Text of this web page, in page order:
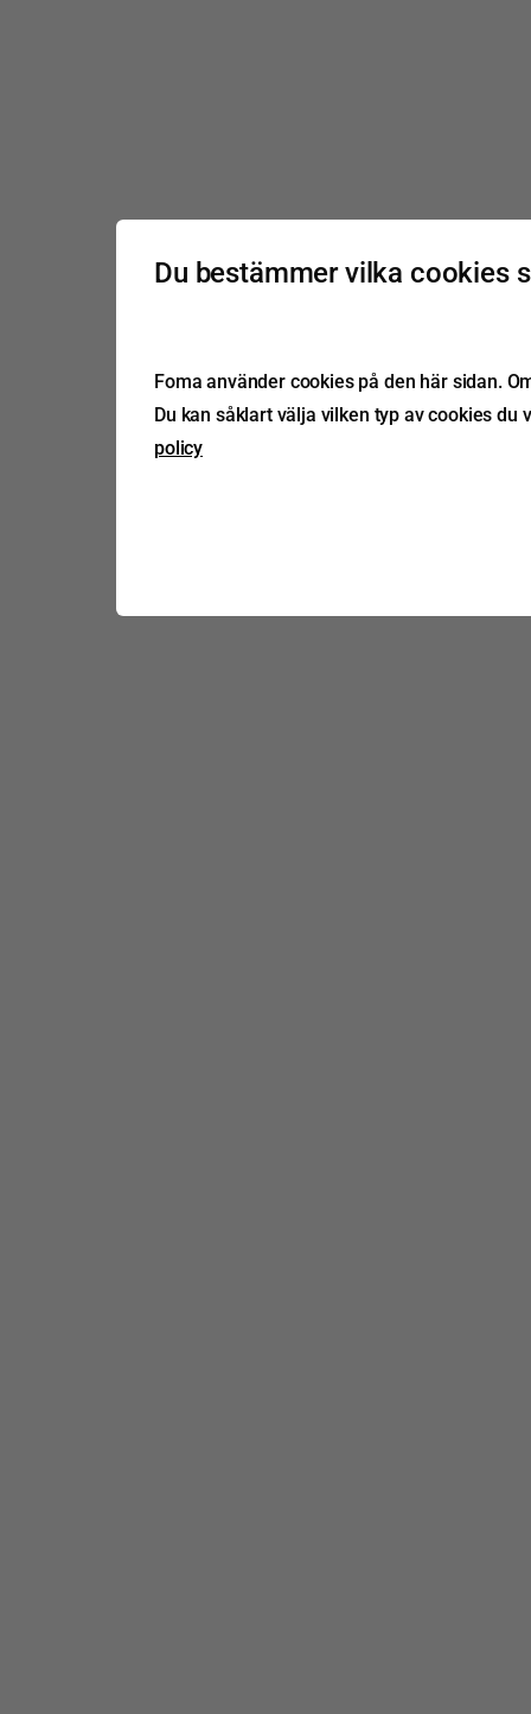
Du bestämmer vilka cookies
Foma använder cookies på den här sidan.
Du kan såklart välja vilken typ av cookies
policy